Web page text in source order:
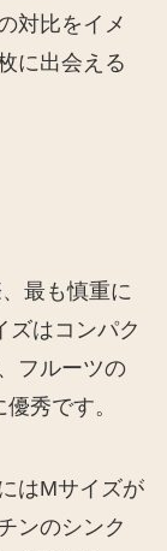
対比をイメ
に出会える
最も慎重に
ズはコンパク
フルーツの
秀です。
はMサイズが
ンのシンク